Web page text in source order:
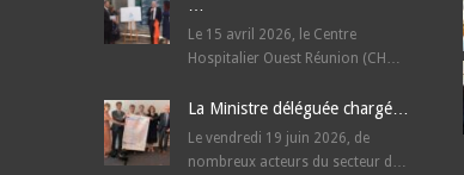
Le 15 avril 2026, le Centre
Hospitalier Ouest Réunion (CH…
La Ministre déléguée chargé…
Le vendredi 19 juin 2026, de
nombreux acteurs du secteur d…